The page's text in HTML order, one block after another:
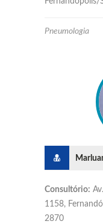
Pneumologia
Consultório:
1158,
2870